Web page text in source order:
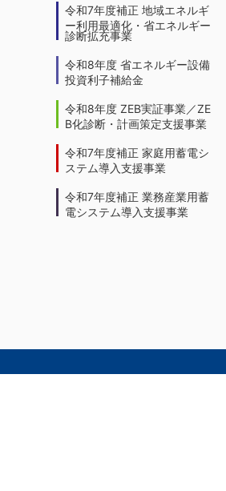
令和7年度補正 地域エネルギ
ー利用最適化・省エネルギー
診断拡充事業
令和8年度 省エネルギー設備
投資利子補給金
令和8年度 ZEB実証事業／ZE
B化診断・計画策定支援事業
令和7年度補正 家庭用蓄電シ
ステム導入支援事業
令和7年度補正 業務産業用蓄
電システム導入支援事業